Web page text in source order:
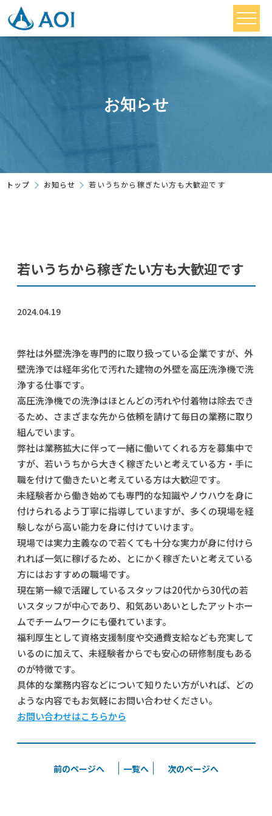
お知らせ
トップ お知らせ 若いうちから稼ぎたい方も大歓迎です
若いうちから稼ぎたい方も大歓迎です
2024.04.19
弊社は外壁洗浄を専門的に取り扱っている企業ですが、外
壁洗浄では経年劣化で汚れた建物の外壁を高圧洗浄機で洗
浄する仕事です。
高圧洗浄機での洗浄はほとんどの汚れや付着物は除去でき
るため、さまざまな先から依頼を請けて毎日の業務に取り
組んでいます。
弊社は業務拡大に伴って一緒に働いてくれる方を募集中で
すが、若いうちから大きく稼ぎたいと考えている方・手に
職を付けて働きたいと考えている方は大歓迎です。
未経験者から働き始めても専門的な知識やノウハウを身に
付けられるよう丁寧に指導していますが、多くの現場を経
験しながら高い能力を身に付けていけます。
現場では実力主義なので若くても十分な実力が身に付けら
れれば一気に稼げるため、とにかく稼ぎたいと考えている
方にはおすすめの職場です。
現在第一線で活躍しているスタッフは20代から30代の若
いスタッフが中心であり、和気あいあいとしたアットホー
ムでチームワークにも優れています。
福利厚生として資格支援制度や交通費支給なども充実して
いるのに加えて、未経験者からでも安心の研修制度もある
のが特徴です。
具体的な業務内容などについて知りたい方がいれば、どの
ような内容でもお気軽にお問い合わせください。
お問い合わせはこちらから
前のページへ 一覧へ 次のページへ